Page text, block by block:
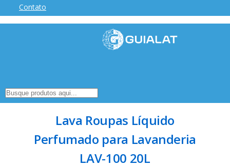
Contato
Lava Roupas Líquido
Perfumado para Lavanderia
LAV-100 20L